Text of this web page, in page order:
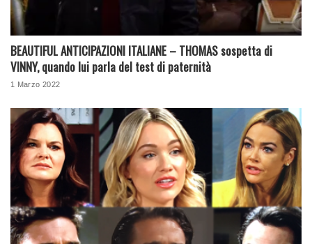
BEAUTIFUL ANTICIPAZIONI ITALIANE – THOMAS sospetta di
VINNY, quando lui parla del test di paternità
1 Marzo 2022